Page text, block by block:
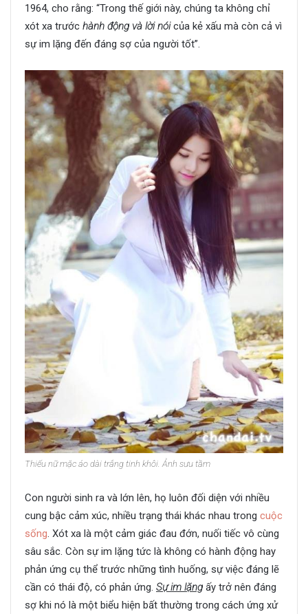
1964, cho rằng: “Trong thế giới này, chúng ta không chỉ
xót xa trước hành động và lời nóicủa kẻ xấu mà còn cả vì
sự im lặng đến đáng sợ của người tốt”.
Thiếu nữ mặc áo dài trắng tinh khôi. Ảnh sưu tầm
Con người sinh ra và lớn lên, họ luôn đối diện với nhiều
cung bậc cảm xúc, nhiều trạng thái khác nhau trong cuộc
sống. Xót xa là một cảm giác đau đớn, nuối tiếc vô cùng
sâu sắc. Còn sự im lặng tức là không có hành động hay
phản ứng cụ thể trước những tình huống, sự việc đáng lẽ
cần có thái độ, có phản ứng. Sự im lặng ấy trở nên đáng
sợ khi nó là một biểu hiện bất thường trong cách ứng xử